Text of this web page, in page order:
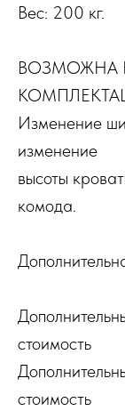
Вес: 200 кг.
ВОЗМОЖНА
Изменение
изменение
высоты
комода.
стоимость
стоимость